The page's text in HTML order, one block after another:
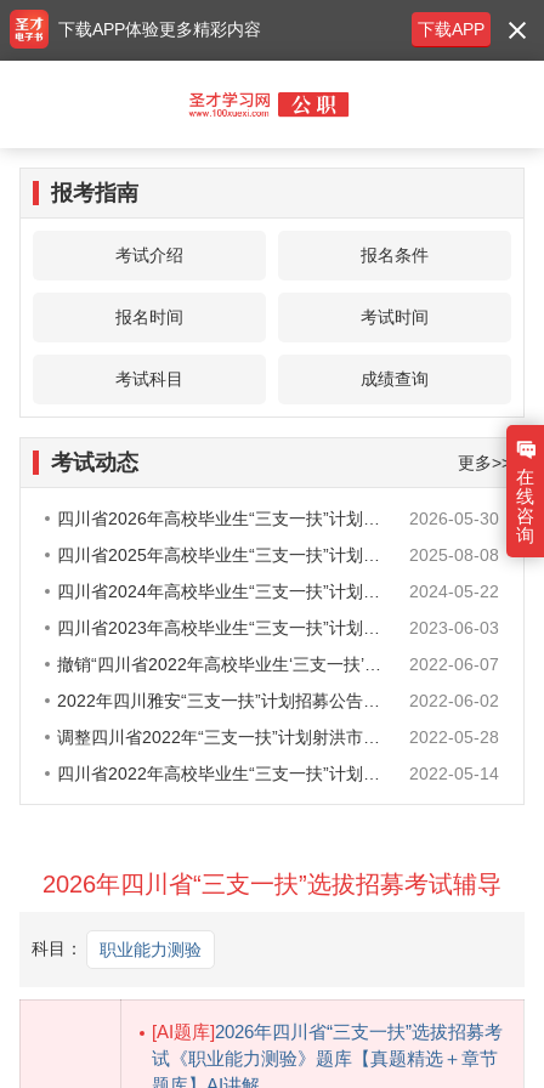
报考指南
考试介绍 报名条件
报名时间 考试时间
考试科目 成绩查询
考试动态 更多>>
2026-05-30
2025-08-08
2024-05-22
2023-06-03
2022-06-07
2022-06-02
2022-05-28
2022-05-14
2026年四川省“三支一扶”选拔招募考试辅导
科目： 职业能力测验
[AI题库]2026年四川省“三支一扶”选拔招募考
试《职业能力测验》题库【真题精选＋章节
下载APP
下载APP体验更多精彩内容
在
线
咨
询